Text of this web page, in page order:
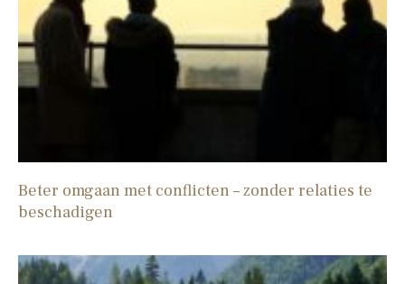
Beter omgaan met conflicten – zonder relaties te
beschadigen